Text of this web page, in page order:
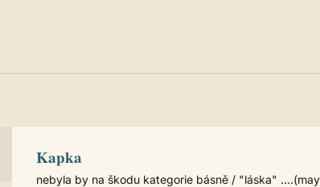
Kapka
nebyla by na škodu kategorie básně / "láska"